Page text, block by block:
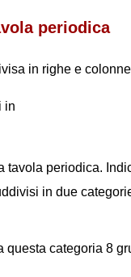
periodica
in righe e
in
tavola periodica.
in due
questa categoria 8